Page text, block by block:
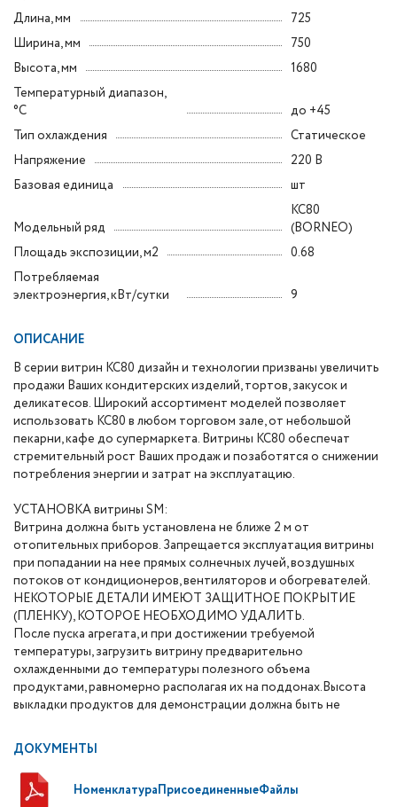
Длина, мм
725
Ширина, мм
750
Высота, мм
1680
Температурный диапазон,
°C
до +45
Тип охлаждения
Статическое
Напряжение
220 В
Базовая единица
шт
Модельный ряд
KC80
(BORNEO)
Площадь экспозиции, м2
0.68
Потребляемая
электроэнергия, кВт/сутки
9
ОПИСАНИЕ
В серии витрин КС80 дизайн и технологии призваны увеличить
продажи Ваших кондитерских изделий, тортов, закусок и
деликатесов. Широкий ассортимент моделей позволяет
использовать КС80 в любом торговом зале, от небольшой
пекарни, кафе до супермаркета. Витрины КС80 обеспечат
стремительный рост Ваших продаж и позаботятся о снижении
потребления энергии и затрат на эксплуатацию.
УСТАНОВКА витрины SM:
Витрина должна быть установлена не ближе 2 м от
отопительных приборов. Запрещается эксплуатация витрины
при попадании на нее прямых солнечных лучей, воздушных
потоков от кондиционеров, вентиляторов и обогревателей.
НЕКОТОРЫЕ ДЕТАЛИ ИМЕЮТ ЗАЩИТНОЕ ПОКРЫТИЕ
(ПЛЕНКУ), КОТОРОЕ НЕОБХОДИМО УДАЛИТЬ.
После пуска агрегата, и при достижении требуемой
температуры, загрузить витрину предварительно
охлажденными до температуры полезного объема
продуктами, равномерно располагая их на поддонах.Высота
выкладки продуктов для демонстрации должна быть не
ДОКУМЕНТЫ
НоменклатураПрисоединенныеФайлы